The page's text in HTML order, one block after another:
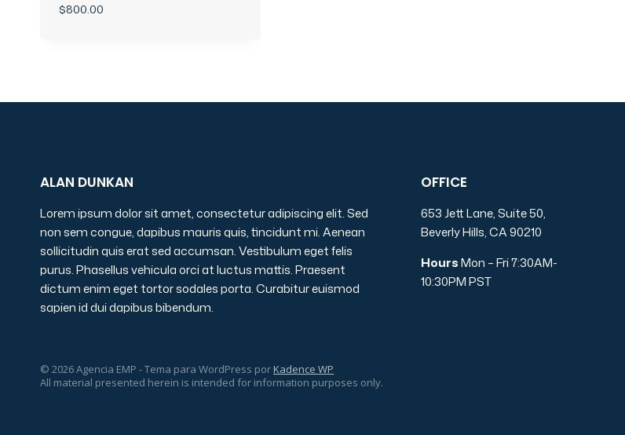
$800.00
ALAN DUNKAN
Lorem ipsum dolor sit amet, consectetur adipiscing elit. Sed
non sem congue, dapibus mauris quis, tincidunt mi. Aenean
sollicitudin quis erat sed accumsan. Vestibulum eget felis
purus. Phasellus vehicula orci at luctus mattis. Praesent
dictum enim eget tortor sodales porta. Curabitur euismod
sapien id dui dapibus bibendum.
OFFICE
653 Jett Lane, Suite 50,
Beverly Hills, CA 90210
HoursMon – Fri 7:30AM-
10:30PM PST
© 2026 Agencia EMP - Tema para WordPress por Kadence WP
All material presented herein is intended for information purposes only.